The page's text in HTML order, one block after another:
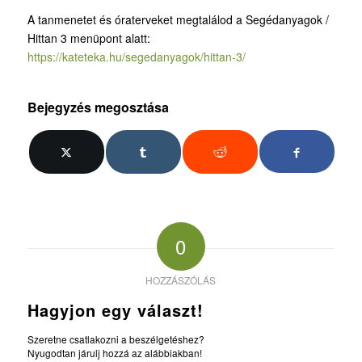
A tanmenetet és óraterveket megtalálod a Segédanyagok /
Hittan 3 menüpont alatt:
https://kateteka.hu/segedanyagok/hittan-3/
Bejegyzés megosztása
0
HOZZÁSZÓLÁS
Hagyjon egy választ!
Szeretne csatlakozni a beszélgetéshez?
Nyugodtan járulj hozzá az alábbiakban!